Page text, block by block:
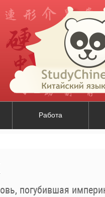
Работа
погубившая